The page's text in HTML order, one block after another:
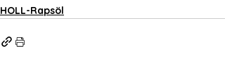
HOLL-Rapsöl